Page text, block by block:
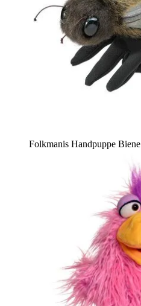
Folkmanis Handpuppe Biene